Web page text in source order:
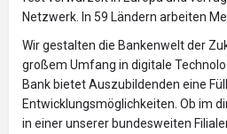
Netzwerk. In 59 Ländern arbeiten
Wir gestalten die Bankenwelt der
großem Umfang in digitale
Bank bietet Auszubildenden eine
Entwicklungsmöglichkeiten. Ob im
in einer unserer bundesweiten